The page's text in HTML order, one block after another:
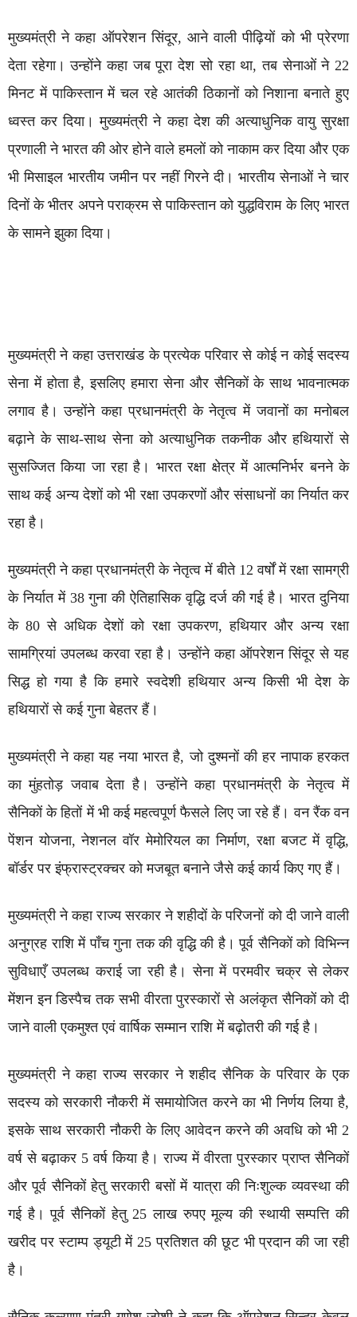
मुख्यमंत्री ने कहा ऑपरेशन सिंदूर, आने वाली पीढ़ियों को भी प्रेरणा
देता रहेगा। उन्होंने कहा जब पूरा देश सो रहा था, तब सेनाओं ने 22
मिनट में पाकिस्तान में चल रहे आतंकी ठिकानों को निशाना बनाते हुए
ध्वस्त कर दिया। मुख्यमंत्री ने कहा देश की अत्याधुनिक वायु सुरक्षा
प्रणाली ने भारत की ओर होने वाले हमलों को नाकाम कर दिया और एक
भी मिसाइल भारतीय जमीन पर नहीं गिरने दी। भारतीय सेनाओं ने चार
दिनों के भीतर अपने पराक्रम से पाकिस्तान को युद्धविराम के लिए भारत
के सामने झुका दिया।
मुख्यमंत्री ने कहा उत्तराखंड के प्रत्येक परिवार से कोई न कोई सदस्य
सेना में होता है, इसलिए हमारा सेना और सैनिकों के साथ भावनात्मक
लगाव है। उन्होंने कहा प्रधानमंत्री के नेतृत्व में जवानों का मनोबल
बढ़ाने के साथ-साथ सेना को अत्याधुनिक तकनीक और हथियारों से
सुसज्जित किया जा रहा है। भारत रक्षा क्षेत्र में आत्मनिर्भर बनने के
साथ कई अन्य देशों को भी रक्षा उपकरणों और संसाधनों का निर्यात कर
रहा है।
मुख्यमंत्री ने कहा प्रधानमंत्री के नेतृत्व में बीते 12 वर्षों में रक्षा सामग्री
के निर्यात में 38 गुना की ऐतिहासिक वृद्धि दर्ज की गई है। भारत दुनिया
के 80 से अधिक देशों को रक्षा उपकरण, हथियार और अन्य रक्षा
सामग्रियां उपलब्ध करवा रहा है। उन्होंने कहा ऑपरेशन सिंदूर से यह
सिद्ध हो गया है कि हमारे स्वदेशी हथियार अन्य किसी भी देश के
हथियारों से कई गुना बेहतर हैं।
मुख्यमंत्री ने कहा यह नया भारत है, जो दुश्मनों की हर नापाक हरकत
का मुंहतोड़ जवाब देता है। उन्होंने कहा प्रधानमंत्री के नेतृत्व में
सैनिकों के हितों में भी कई महत्वपूर्ण फैसले लिए जा रहे हैं। वन रैंक वन
पेंशन योजना, नेशनल वॉर मेमोरियल का निर्माण, रक्षा बजट में वृद्धि,
बॉर्डर पर इंफ्रास्ट्रक्चर को मजबूत बनाने जैसे कई कार्य किए गए हैं।
मुख्यमंत्री ने कहा राज्य सरकार ने शहीदों के परिजनों को दी जाने वाली
अनुग्रह राशि में पाँच गुना तक की वृद्धि की है। पूर्व सैनिकों को विभिन्न
सुविधाएँ उपलब्ध कराई जा रही है। सेना में परमवीर चक्र से लेकर
मेंशन इन डिस्पैच तक सभी वीरता पुरस्कारों से अलंकृत सैनिकों को दी
जाने वाली एकमुश्त एवं वार्षिक सम्मान राशि में बढ़ोतरी की गई है।
मुख्यमंत्री ने कहा राज्य सरकार ने शहीद सैनिक के परिवार के एक
सदस्य को सरकारी नौकरी में समायोजित करने का भी निर्णय लिया है,
इसके साथ सरकारी नौकरी के लिए आवेदन करने की अवधि को भी 2
वर्ष से बढ़ाकर 5 वर्ष किया है। राज्य में वीरता पुरस्कार प्राप्त सैनिकों
और पूर्व सैनिकों हेतु सरकारी बसों में यात्रा की निःशुल्क व्यवस्था की
गई है। पूर्व सैनिकों हेतु 25 लाख रुपए मूल्य की स्थायी सम्पत्ति की
खरीद पर स्टाम्प ड्यूटी में 25 प्रतिशत की छूट भी प्रदान की जा रही
है।